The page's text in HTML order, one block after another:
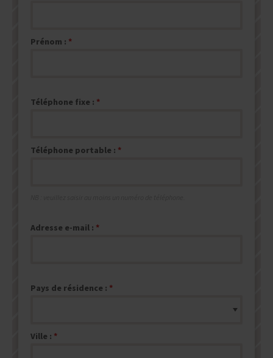
Prénom :
Téléphone fixe :
Téléphone portable :
Adresse e-mail :
Pays de résidence :
Ville :